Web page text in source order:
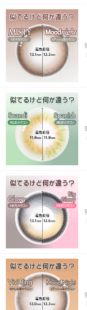
ブルー
透明
ハロウィンカラコン
ケア用品
レビュー
EYEしてる
総合掲示板
カスタマーサービス
ショッピングガイド
アプリダウンロード
INSTAGRAM TWITTER